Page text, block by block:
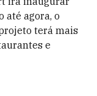
até agora, o
terá mais
e